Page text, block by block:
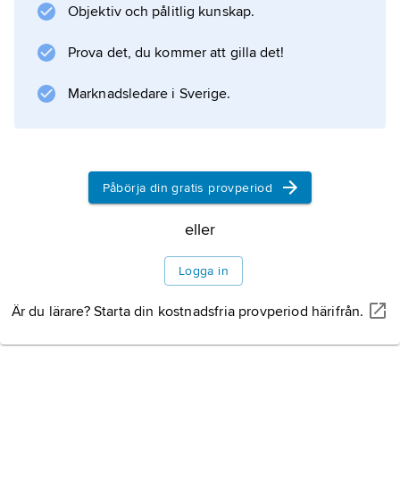
biskopsstad och omgivande landsbygd
befogenheter inskränktes alltmer, men termen
existerar alltjämt som hederstitel i Orienten.
Information om artikeln
Objektiv och pålitlig kunskap.
Prova det, du kommer att gilla det!
Marknadsledare i Sverige.
Påbörja din gratis provperiod
eller
Logga in
Är du lärare? Starta din kostnadsfria provperiod härifrån.